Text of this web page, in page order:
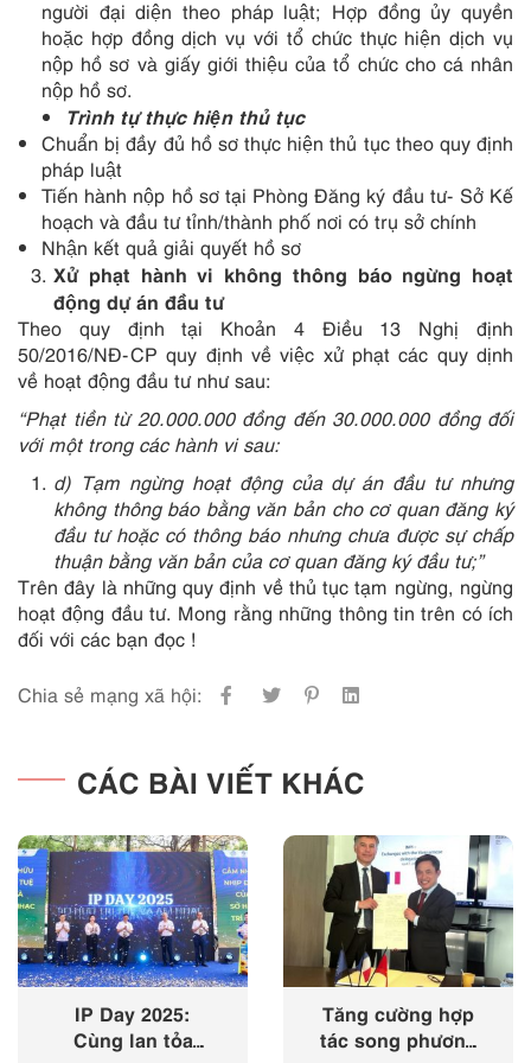
người đại diện theo pháp luật; Hợp đồng ủy quyền
hoặc hợp đồng dịch vụ với tổ chức thực hiện dịch vụ
nộp hồ sơ và giấy giới thiệu của tổ chức cho cá nhân
nộp hồ sơ.
Trình tự thực hiện thủ tục
Chuẩn bị đầy đủ hồ sơ thực hiện thủ tục theo quy định
pháp luật
Tiến hành nộp hồ sơ tại Phòng Đăng ký đầu tư- Sở Kế
hoạch và đầu tư tỉnh/thành phố nơi có trụ sở chính
Nhận kết quả giải quyết hồ sơ
Xử phạt hành vi không thông báo ngừng hoạt
động dự án đầu tư
Theo quy định tại Khoản 4 Điều 13 Nghị định
50/2016/NĐ-CP quy định về việc xử phạt các quy dịnh
về hoạt động đầu tư như sau:
“Phạt tiền từ 20.000.000 đồng đến 30.000.000 đồng đối
với một trong các hành vi sau:
d) Tạm ngừng hoạt động của dự án đầu tư nhưng
không thông báo bằng văn bản cho cơ quan đăng ký
đầu tư hoặc có thông báo nhưng chưa được sự chấp
thuận bằng văn bản của cơ quan đăng ký đầu tư;”
Trên đây là những quy định về thủ tục tạm ngừng, ngừng
hoạt động đầu tư. Mong rằng những thông tin trên có ích
đối với các bạn đọc !
Chia sẻ mạng xã hội:
CÁC BÀI VIẾT KHÁC
IP Day 2025:
Cùng lan tỏa
Tăng cường hợp
tác song phương